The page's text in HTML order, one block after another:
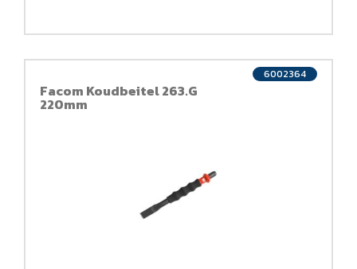
Facom Koudbeitel 263.G
220mm
6002364